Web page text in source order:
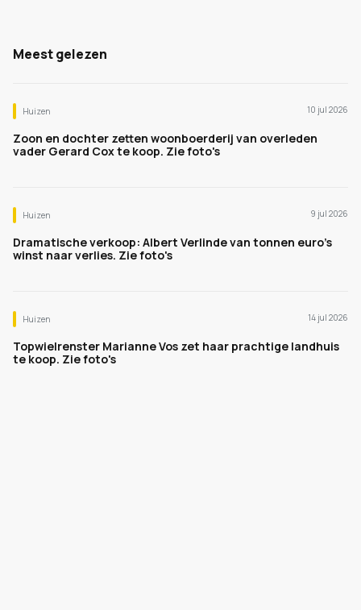
Meest gelezen
Huizen 10 jul 2026
Zoon en dochter zetten woonboerderij van overleden
vader Gerard Cox te koop. Zie foto's
Huizen 9 jul 2026
Dramatische verkoop: Albert Verlinde van tonnen euro's
winst naar verlies. Zie foto's
Huizen 14 jul 2026
Topwielrenster Marianne Vos zet haar prachtige landhuis
te koop. Zie foto's